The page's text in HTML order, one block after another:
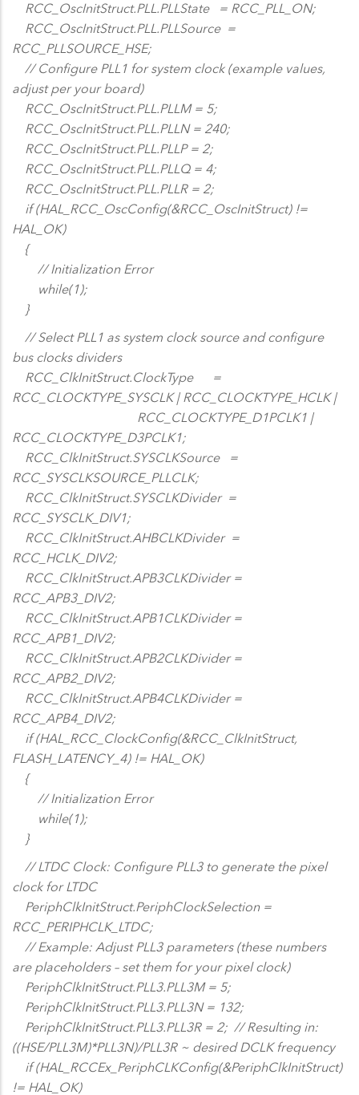
RCC_OscInitStruct.PLL.PLLState = RCC_PLL_ON;
RCC_OscInitStruct.PLL.PLLSource =
RCC_PLLSOURCE_HSE;
// Configure PLL1 for system clock (example values,
adjust per your board)
RCC_OscInitStruct.PLL.PLLM = 5;
RCC_OscInitStruct.PLL.PLLN = 240;
RCC_OscInitStruct.PLL.PLLP = 2;
RCC_OscInitStruct.PLL.PLLQ = 4;
RCC_OscInitStruct.PLL.PLLR = 2;
if (HAL_RCC_OscConfig(&RCC_OscInitStruct) !=
HAL_OK)
{
// Initialization Error
while(1);
}
// Select PLL1 as system clock source and configure
bus clocks dividers
RCC_ClkInitStruct.ClockType =
RCC_CLOCKTYPE_SYSCLK | RCC_CLOCKTYPE_HCLK |
RCC_CLOCKTYPE_D1PCLK1 |
RCC_CLOCKTYPE_D3PCLK1;
RCC_ClkInitStruct.SYSCLKSource =
RCC_SYSCLKSOURCE_PLLCLK;
RCC_ClkInitStruct.SYSCLKDivider =
RCC_SYSCLK_DIV1;
RCC_ClkInitStruct.AHBCLKDivider =
RCC_HCLK_DIV2;
RCC_ClkInitStruct.APB3CLKDivider =
RCC_APB3_DIV2;
RCC_ClkInitStruct.APB1CLKDivider =
RCC_APB1_DIV2;
RCC_ClkInitStruct.APB2CLKDivider =
RCC_APB2_DIV2;
RCC_ClkInitStruct.APB4CLKDivider =
RCC_APB4_DIV2;
if (HAL_RCC_ClockConfig(&RCC_ClkInitStruct,
FLASH_LATENCY_4) != HAL_OK)
{
// Initialization Error
while(1);
}
// LTDC Clock: Configure PLL3 to generate the pixel
clock for LTDC
PeriphClkInitStruct.PeriphClockSelection =
RCC_PERIPHCLK_LTDC;
// Example: Adjust PLL3 parameters (these numbers
are placeholders – set them for your pixel clock)
PeriphClkInitStruct.PLL3.PLL3M = 5;
PeriphClkInitStruct.PLL3.PLL3N = 132;
PeriphClkInitStruct.PLL3.PLL3R = 2; // Resulting in:
((HSE/PLL3M)*PLL3N)/PLL3R ~ desired DCLK frequency
if (HAL_RCCEx_PeriphCLKConfig(&PeriphClkInitStruct)
!= HAL_OK)